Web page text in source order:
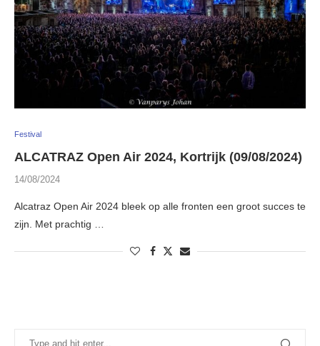
Festival
ALCATRAZ Open Air 2024, Kortrijk (09/08/2024)
14/08/2024
Alcatraz Open Air 2024 bleek op alle fronten een groot succes te
zijn. Met prachtig …